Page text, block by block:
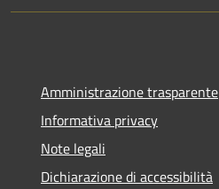
Amministrazione trasparente
Informativa privacy
Note legali
Dichiarazione di accessibilità